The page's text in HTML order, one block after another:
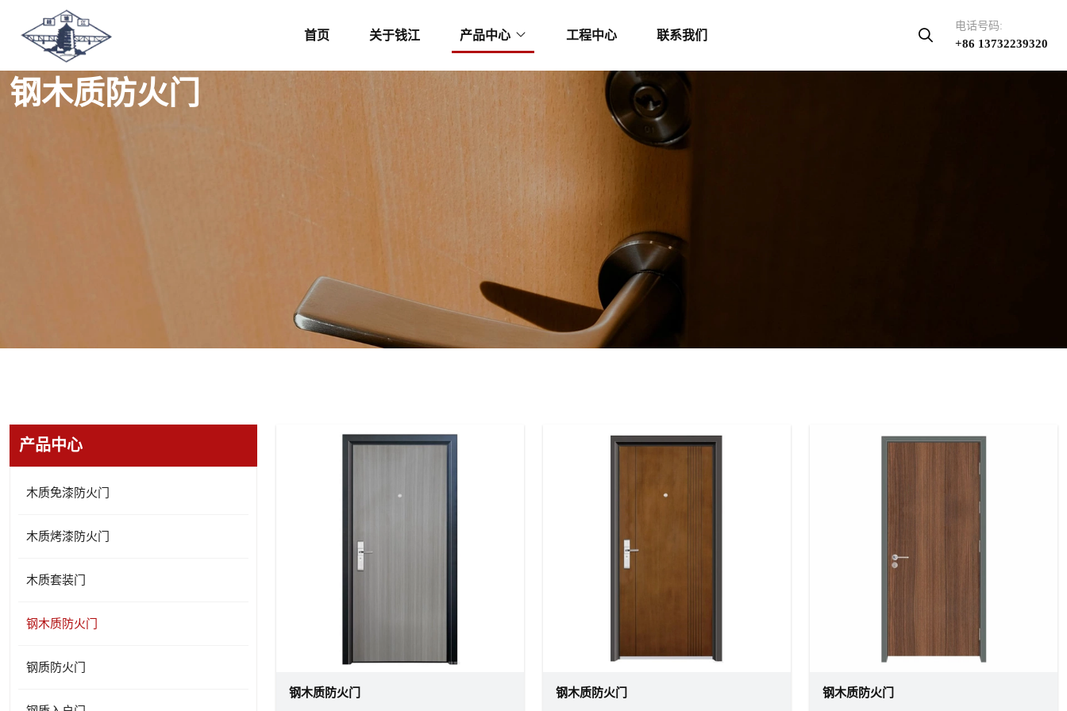
电话号码:
+86 13732239320
首页 关于钱江 产品中心 工程中心 联系我们
钢木质防火门
钢木质防火门 钢木质防火门 钢木质防火门
产品中心
木质免漆防火门
木质烤漆防火门
木质套装门
钢木质防火门
钢质防火门